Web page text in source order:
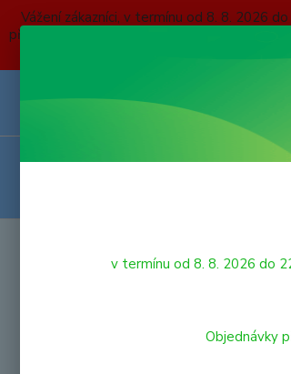
Vážení zákazníci, v termínu od 8. 8. 2026
přijaté, nebo uhrazené do čtvrtka 6. 8. 2026
VÝPRODEJ HRAČEK
v termínu od 8. 8. 2026 do
Objednávky